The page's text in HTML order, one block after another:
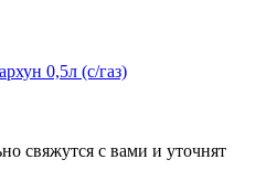
0,5л (с/газ)
свяжутся с вами и уточнят